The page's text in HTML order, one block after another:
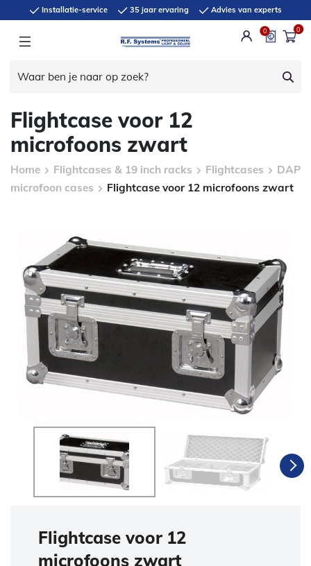
Installatie-service 35 jaar ervaring Advies van experts
0 0
Flightcase voor 12
microfoons zwart
Home Flightcases & 19 inch racks Flightcases
DAP
microfoon cases
Flightcase voor 12 microfoons zwart
Flightcase voor 12
microfoons zwart